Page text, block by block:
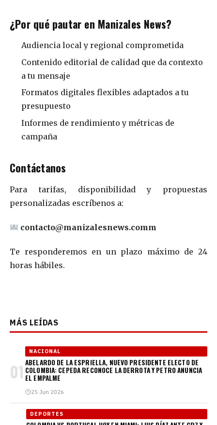
¿Por qué pautar en Manizales News?
Audiencia local y regional comprometida
Contenido editorial de calidad que da contexto
a tu mensaje
Formatos digitales flexibles adaptados a tu
presupuesto
Informes de rendimiento y métricas de
campaña
Contáctanos
Para tarifas, disponibilidad y propuestas
personalizadas escríbenos a:
contacto@manizalesnews.comm
Te responderemos en un plazo máximo de 24
horas hábiles.
MÁS LEÍDAS
01
NACIONAL
ABELARDO DE LA ESPRIELLA, NUEVO PRESIDENTE ELECTO DE
COLOMBIA: CEPEDA RECONOCE LA DERROTA Y PETRO ANUNCIA
EL EMPALME
25 Jun 2026
DEPORTES